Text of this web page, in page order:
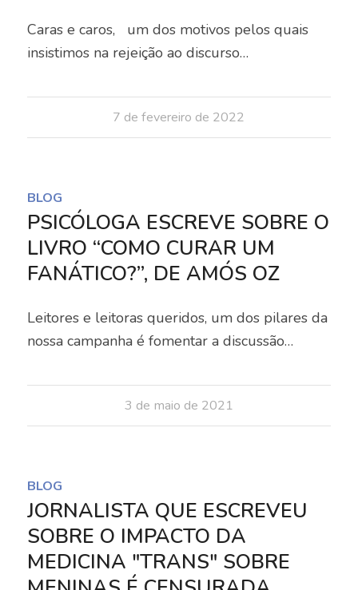
Caras e caros, um dos motivos pelos quais
insistimos na rejeição ao discurso…
7 de fevereiro de 2022
BLOG
PSICÓLOGA ESCREVE SOBRE O
LIVRO “COMO CURAR UM
FANÁTICO?”, DE AMÓS OZ
Leitores e leitoras queridos, um dos pilares da
nossa campanha é fomentar a discussão…
3 de maio de 2021
BLOG
JORNALISTA QUE ESCREVEU
SOBRE O IMPACTO DA
MEDICINA "TRANS" SOBRE